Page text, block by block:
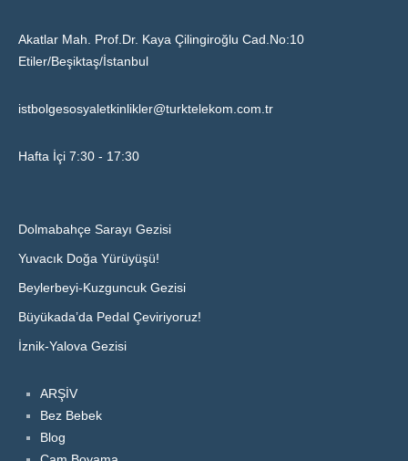
Akatlar Mah. Prof.Dr. Kaya Çilingiroğlu Cad.No:10
Etiler/Beşiktaş/İstanbul
istbolgesosyaletkinlikler@turktelekom.com.tr
Hafta İçi 7:30 - 17:30
Dolmabahçe Sarayı Gezisi
Yuvacık Doğa Yürüyüşü!
Beylerbeyi-Kuzguncuk Gezisi
Büyükada’da Pedal Çeviriyoruz!
İznik-Yalova Gezisi
ARŞİV
Bez Bebek
Blog